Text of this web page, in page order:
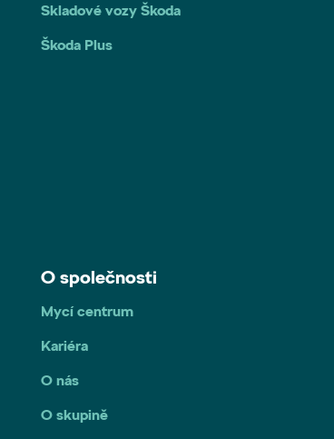
Skladové vozy Škoda
Škoda Plus
O společnosti
Mycí centrum
Kariéra
O nás
O skupině